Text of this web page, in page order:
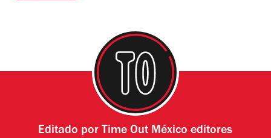
Editado por Time Out México editores